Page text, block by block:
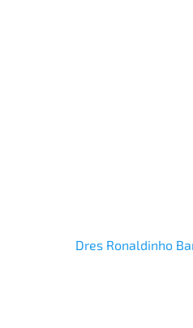
Dres Ronaldinho